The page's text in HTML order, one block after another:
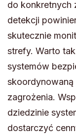
do konkretnych
detekcji
skutecznie
strefy. Warto
systemów
zagrożenia.
dziedzinie
dostarczyć